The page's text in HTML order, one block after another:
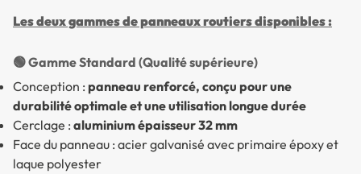
Les deux gammes de panneaux routiers disponibles :
🟢 Gamme Standard (Qualité supérieure)
Conception : panneau renforcé, conçu pour une
durabilité optimale et une utilisation longue durée
Cerclage : aluminium épaisseur 32 mm
Face du panneau : acier galvanisé avec primaire époxy et
laque polyester